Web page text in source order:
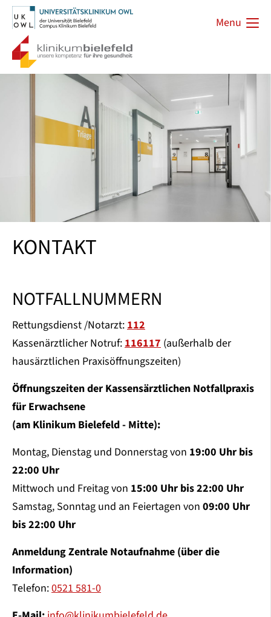
Menu
KONTAKT
NOTFALLNUMMERN
Rettungsdienst /Notarzt:112
Kassenärztlicher Notruf:116117 (außerhalb der
hausärztlichen Praxisöffnungszeiten)
Öffnungszeiten der Kassensärztlichen Notfallpraxis
für Erwachsene
(am Klinikum Bielefeld - Mitte):
Montag, Dienstag und Donnerstag von 19:00 Uhr bis
22:00 Uhr
Mittwoch und Freitag von 15:00 Uhr bis 22:00 Uhr
Samstag, Sonntag und an Feiertagen von 09:00 Uhr
bis 22:00 Uhr
Anmeldung Zentrale Notaufnahme (über die
Information)
Telefon:0521 581-0